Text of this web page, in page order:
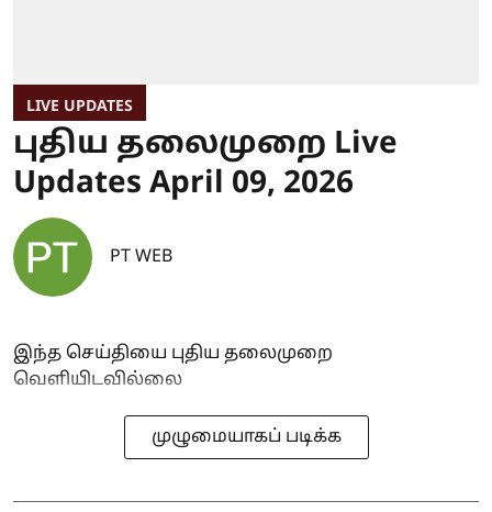
LIVE UPDATES
புதிய தலைமுறை Live
Updates April 09, 2026
PT WEB
இந்த செய்தியை புதிய தலைமுறை
வெளியிடவில்லை
முழுமையாகப் படிக்க